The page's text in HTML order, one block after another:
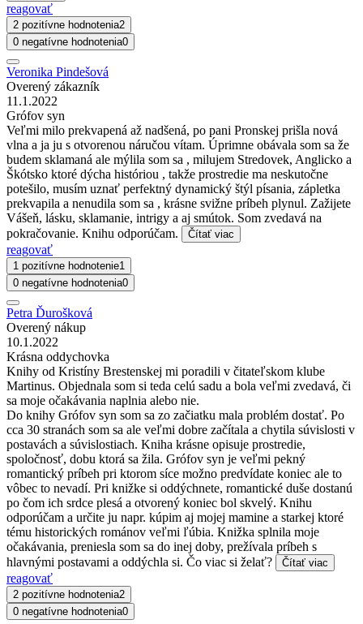
reagovať
2 pozitívne hodnotenia2
0 negatívne hodnotenia0
Veronika Pindešová
Overený zákazník
11.1.2022
Grófov syn
Veľmi milo prekvapená až nadšená, po pani Pronskej prišla nová
vlna a ja ju s otvorenou náručou vítam. Úprimne obávala som sa že
budem sklamaná ale mýlila som sa , milujem Stredovek, Anglicko a
Škótsko ktoré dýcha históriou , takže prostredie ma neskutočne
potešilo, musím uznať perfektný dynamický štýl písania, zápletka
prekvapila a nenudila som sa , krásne svižne príbeh plynul. Zažijete
Vášeň, lásku, sklamanie, intrigy a aj smútok. Som zvedavá na
pokračovanie. Knihu odporúčam.
Čítať viac
reagovať
1 pozitívne hodnotenie1
0 negatívne hodnotenia0
Petra Ďurošková
Overený nákup
10.1.2022
Krásna oddychovka
Knihy od Kristíny Brestenskej mi poradili v čitateľskom klube
Martinus. Objednala som si teda celú sadu a bola veľmi zvedavá, či
sa moje očakávania naplnia alebo nie.
Do knihy Grófov syn som sa zo začiatku mala problém dostať. Po
cca 30 stranách som sa ale veľmi dobre začítala a chytila súvislosti v
postavách a súvislostiach. Kniha krásne opisuje prostredie,
spoločnosť, dobu ktorá sa žila. Grófov syn je veľmi pekný
romantický príbeh pri ktorom síce možno predvídate koniec ale to
vôbec to nevadí. Pri knižke si oddýchnete, romantické duše dostanú
po čom ich srdce plesá a otvorený koniec bol skvelý. Knihu
odporúčam a určite ju napr. kúpim aj mojej mamine a starkej ktoré
tému historických románov veľmi ľúbia. Knižka splnila moje
očakávania, preniesla som sa do inej doby, prežívala príbeh s
hlavnými postavami a oddýchla si. Čo viac si želať?
Čítať viac
reagovať
2 pozitívne hodnotenia2
0 negatívne hodnotenia0